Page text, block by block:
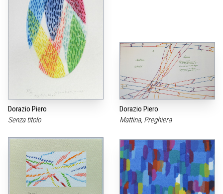
Dorazio Piero
Senza titolo
Dorazio Piero
Mattina, Preghiera